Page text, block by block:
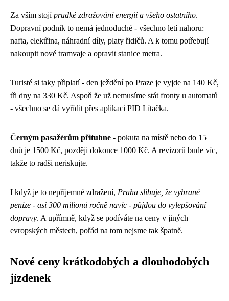
Za vším stojíprudké zdražování energií a všeho ostatního.
Dopravní podnik to nemá jednoduché - všechno letí nahoru:
nafta, elektřina, náhradní díly, platy řidičů. A k tomu potřebují
nakoupit nové tramvaje a opravit stanice metra.
Turisté si taky připlatí - den ježdění po Praze je vyjde na 140 Kč,
tři dny na 330 Kč. Aspoň že už nemusíme stát fronty u automatů
- všechno se dá vyřídit přes aplikaci PID Lítačka.
Černým pasažérům přituhne - pokuta na místě nebo do 15
dnů je 1500 Kč, později dokonce 1000 Kč. A revizorů bude víc,
takže to radši neriskujte.
I když je to nepříjemné zdražení, Praha slibuje, že vybrané
peníze - asi 300 milionů ročně navíc - půjdou do vylepšování
dopravy. A upřímně, když se podíváte na ceny v jiných
evropských městech, pořád na tom nejsme tak špatně.
Nové ceny krátkodobých a dlouhodobých
jízdenek